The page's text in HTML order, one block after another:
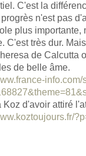
C'est la
progrès n'est pas
plus importante,
C'est très dur.
de Calcutta
de belle âme.
Koz d'avoir attiré